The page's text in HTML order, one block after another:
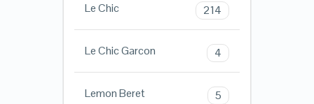
Le Chic 214
Le Chic Garcon 4
Lemon Beret 5